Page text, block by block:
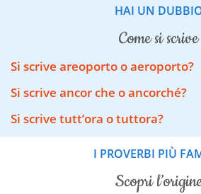
HAI UN
come si scrive
Si scrive areoporto o aeroporto?
Si scrive ancor che o ancorché?
Si scrive tutt’ora o tuttora?
I PROVERBI PIÙ
scopri